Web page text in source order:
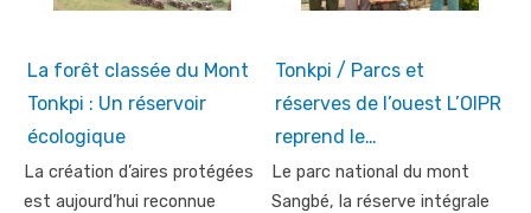
La forêt classée du Mont
Tonkpi : Un réservoir
écologique
La création d’aires protégées
est aujourd’hui reconnue
Tonkpi / Parcs et
réserves de l’ouest L’OIPR
reprend le…
Le parc national du mont
Sangbé, la réserve intégrale